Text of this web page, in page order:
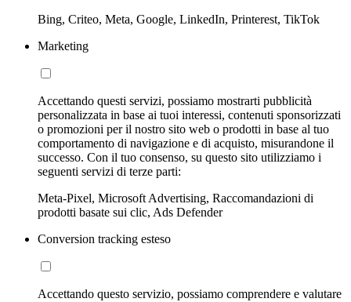
Bing, Criteo, Meta, Google, LinkedIn, Printerest, TikTok
Marketing
Accettando questi servizi, possiamo mostrarti pubblicità
personalizzata in base ai tuoi interessi, contenuti sponsorizzati
o promozioni per il nostro sito web o prodotti in base al tuo
comportamento di navigazione e di acquisto, misurandone il
successo. Con il tuo consenso, su questo sito utilizziamo i
seguenti servizi di terze parti:
Meta-Pixel, Microsoft Advertising, Raccomandazioni di
prodotti basate sui clic, Ads Defender
Conversion tracking esteso
Accettando questo servizio, possiamo comprendere e valutare